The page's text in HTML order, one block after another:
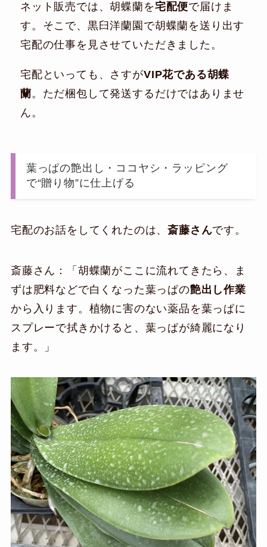
ネット販売では、胡蝶蘭を宅配便で届けま
す。そこで、黒臼洋蘭園で胡蝶蘭を送り出す
宅配の仕事を見させていただきました。
宅配といっても、さすがVIP花である胡蝶
蘭。ただ梱包して発送するだけではありませ
ん。
葉っぱの艶出し・ココヤシ・ラッピング
で“贈り物”に仕上げる
宅配のお話をしてくれたのは、斎藤さんです。
斎藤さん：「胡蝶蘭がここに流れてきたら、ま
ずは肥料などで白くなった葉っぱの艶出し作業
から入ります。植物に害のない薬品を葉っぱに
スプレーで拭きかけると、葉っぱが綺麗になり
ます。」